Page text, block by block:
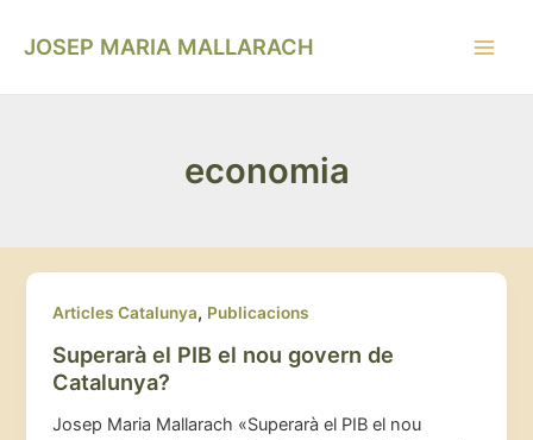
JOSEP MARIA MALLARACH
economia
Articles Catalunya, Publicacions
Superarà el PIB el nou govern de
Catalunya?
Josep Maria Mallarach «Superarà el PIB el nou